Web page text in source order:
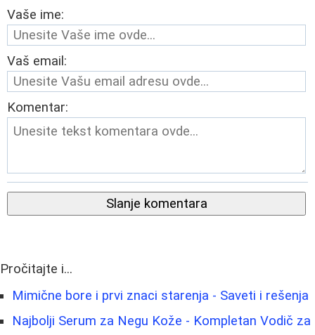
Vaše ime:
Vaš email:
Komentar:
Slanje komentara
Pročitajte i...
Mimične bore i prvi znaci starenja - Saveti i rešenja
Najbolji Serum za Negu Kože - Kompletan Vodič za